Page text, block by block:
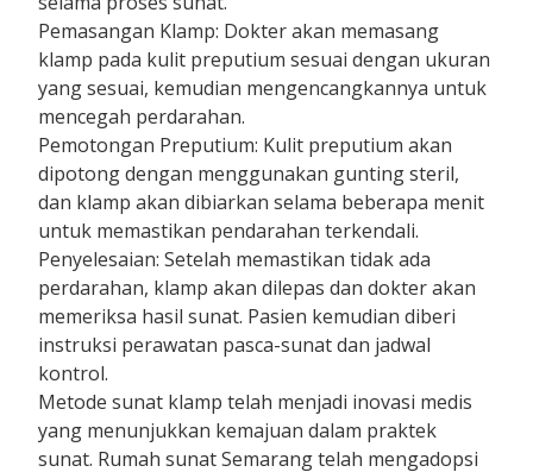
Pemasangan Klamp: Dokter akan memasang
klamp pada kulit preputium sesuai dengan ukuran
yang sesuai, kemudian mengencangkannya untuk
mencegah perdarahan.
Pemotongan Preputium: Kulit preputium akan
dipotong dengan menggunakan gunting steril,
dan klamp akan dibiarkan selama beberapa menit
untuk memastikan pendarahan terkendali.
Penyelesaian: Setelah memastikan tidak ada
perdarahan, klamp akan dilepas dan dokter akan
memeriksa hasil sunat. Pasien kemudian diberi
instruksi perawatan pasca-sunat dan jadwal
kontrol.
Metode sunat klamp telah menjadi inovasi medis
yang menunjukkan kemajuan dalam praktek
sunat. Rumah sunat Semarang telah mengadopsi